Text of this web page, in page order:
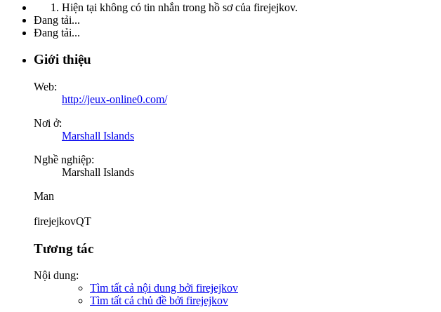
Hiện tại không có tin nhắn trong hồ sơ của firejejkov.
Đang tải...
Đang tải...
Giới thiệu
Web:
http://jeux-online0.com/
Nơi ở:
Marshall Islands
Nghề nghiệp:
Marshall Islands
Man
firejejkovQT
Tương tác
Nội dung:
Tìm tất cả nội dung bởi firejejkov
Tìm tất cả chủ đề bởi firejejkov